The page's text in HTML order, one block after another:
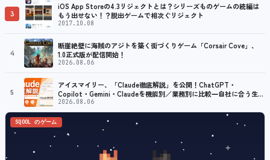
3
iOS App Storeの4.3リジェクトとは？シリーズものゲームの続編は
もう出せない！？脱出ゲームで相次ぐリジェクト
2017.10.08
4
断崖絶壁に海賊のアジトを築く街づくりゲーム「Corsair Cove」、
1.0正式版が配信開始！
2026.08.06
5
アイスマイリー、「Claude徹底解説」を公開！ChatGPT・
Copilot・Gemini・Claudeを機能別／業務別に比較―自社に合う生成
AIの選び方がわかる実践ガイド
2026.08.06
SQOOL のゲーム